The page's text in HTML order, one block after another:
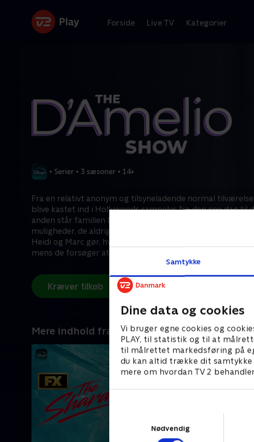
Samtykke
Dine data og cookies
Vi bruger egne cookies og
PLAY, til statistik og til at
til målrettet markedsføring på
du kan altid trække dit samtykke
mere om hvordan TV 2
Nødvendig
Forside Live TV Kategorier
• Serier • 3 sæsoner • 14+
Fra en relativt anonym og tilsyneladende normal
blive kastet ind i Hollywoods rampelys fra den ene dag til
anden står familien D'Amelio over for nye udfordringer og
muligheder, de aldrig havde kunnet forestille sig. Charli,
Heidi og Marc gør, hvad de kan, for at forblive tæt på
mens de forsøger at tilpasse sig livet i Hollywood.
Kræver tilkøb
Mere indhold fra Disney+